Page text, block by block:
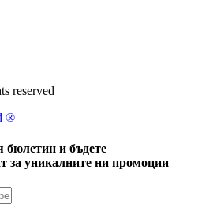
reserved
®
бюлетин и бъдете
за уникалните ни промоции